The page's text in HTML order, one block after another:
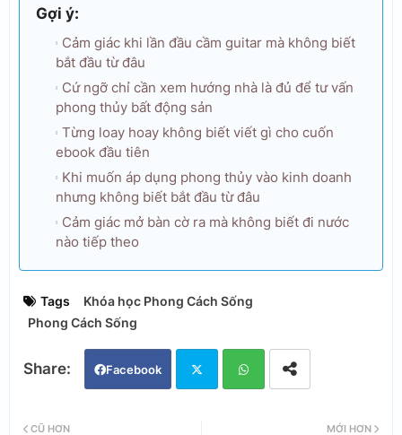
Gợi ý:
Cảm giác khi lần đầu cầm guitar mà không biết
bắt đầu từ đâu
Cứ ngỡ chỉ cần xem hướng nhà là đủ để tư vấn
phong thủy bất động sản
Từng loay hoay không biết viết gì cho cuốn
ebook đầu tiên
Khi muốn áp dụng phong thủy vào kinh doanh
nhưng không biết bắt đầu từ đâu
Cảm giác mở bàn cờ ra mà không biết đi nước
nào tiếp theo
Tags
Khóa học Phong Cách Sống
Phong Cách Sống
Facebook
MỚI HƠN
CŨ HƠN